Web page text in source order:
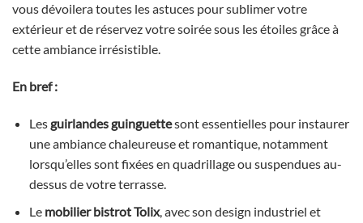
vous dévoilera toutes les astuces pour sublimer votre
extérieur et de réservez votre soirée sous les étoiles grâce à
cette ambiance irrésistible.
En bref :
Lesguirlandes guinguettesont essentielles pour instaurer
une ambiance chaleureuse et romantique, notamment
lorsqu’elles sont fixées en quadrillage ou suspendues au-
dessus de votre terrasse.
Le mobilier bistrot Tolix, avec son design industriel et